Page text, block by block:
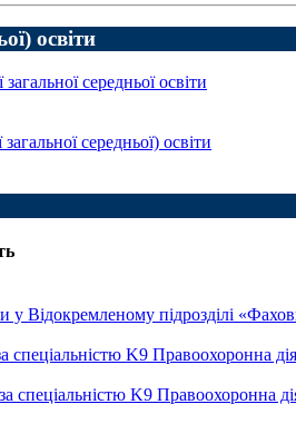
освіти
середньої освіти
середньої) освіти
у Відокремленому підрозділі
K9 Правоохоронна
K9 Правоохоронна